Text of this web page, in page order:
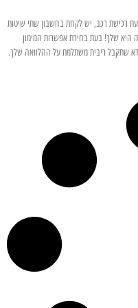
רכישת רכב, יש לקחת בחשבון שתי שיטות
היא שלך! בעת בחירת אפשרות המימון
שתקבל ריבית משתלמת על ההלוואה שלך.